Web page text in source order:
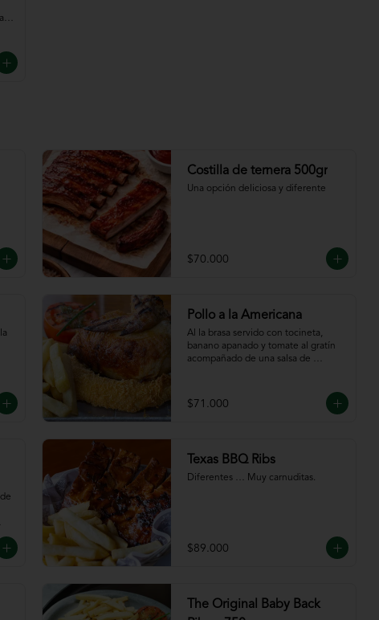
Costilla de ternera 500gr
Una opción deliciosa y diferente
$70.000
Pollo a la Americana
Al la brasa servido con tocineta,
banano apanado y tomate al gratín
acompañado de una salsa de
$71.000
Texas BBQ Ribs
Diferentes … Muy carnuditas.
$89.000
The Original Baby Back